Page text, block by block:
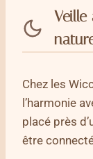
Chez les
l’harmonie
placé près
être